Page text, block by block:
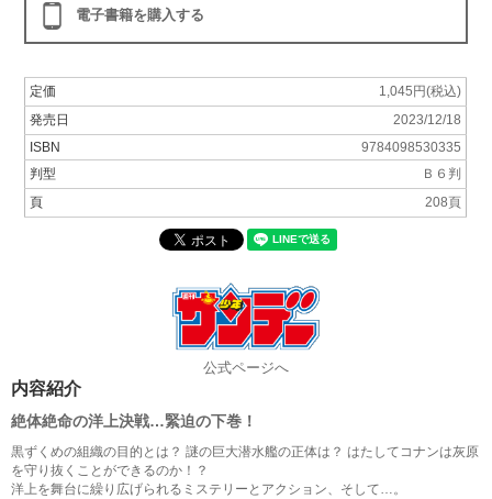
電子書籍を購入する
定価
1,045円(税込)
発売日
2023/12/18
ISBN
9784098530335
判型
Ｂ６判
頁
208頁
公式ページへ
内容紹介
絶体絶命の洋上決戦…緊迫の下巻！
黒ずくめの組織の目的とは？ 謎の巨大潜水艦の正体は？ はたしてコナンは灰原
を守り抜くことができるのか！？
洋上を舞台に繰り広げられるミステリーとアクション、そして…。